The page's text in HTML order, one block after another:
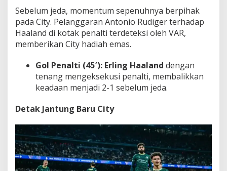
Sebelum jeda, momentum sepenuhnya berpihak
pada City. Pelanggaran Antonio Rudiger terhadap
Haaland di kotak penalti terdeteksi oleh VAR,
memberikan City hadiah emas.
Gol Penalti (45′): Erling Haaland dengan
tenang mengeksekusi penalti, membalikkan
keadaan menjadi 2-1 sebelum jeda.
Detak Jantung Baru City